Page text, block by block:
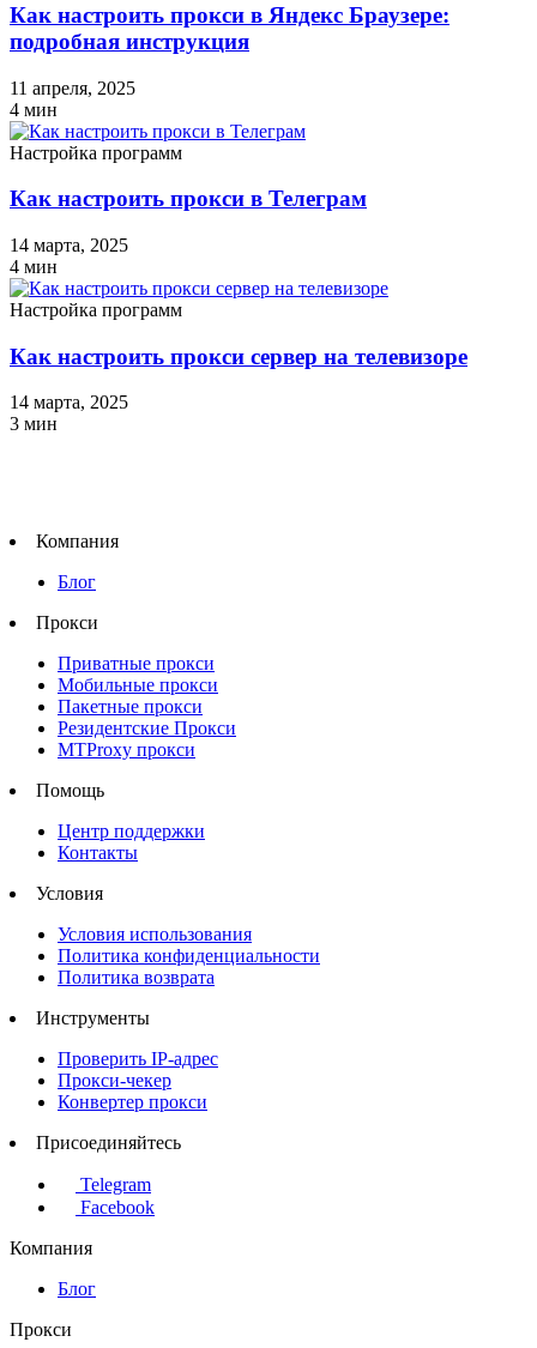
Как настроить прокси в Яндекс Браузере:
подробная инструкция
11 апреля, 2025
4 мин
Настройка программ
Как настроить прокси в Телеграм
14 марта, 2025
4 мин
Настройка программ
Как настроить прокси сервер на телевизоре
14 марта, 2025
3 мин
Компания
Блог
Прокси
Приватные прокси
Мобильные прокси
Пакетные прокси
Резидентские Прокси
MTProxy прокси
Помощь
Центр поддержки
Контакты
Условия
Условия использования
Политика конфиденциальности
Политика возврата
Инструменты
Проверить IP-адрес
Прокси-чекер
Конвертер прокси
Присоединяйтесь
Telegram
Facebook
Компания
Блог
Прокси